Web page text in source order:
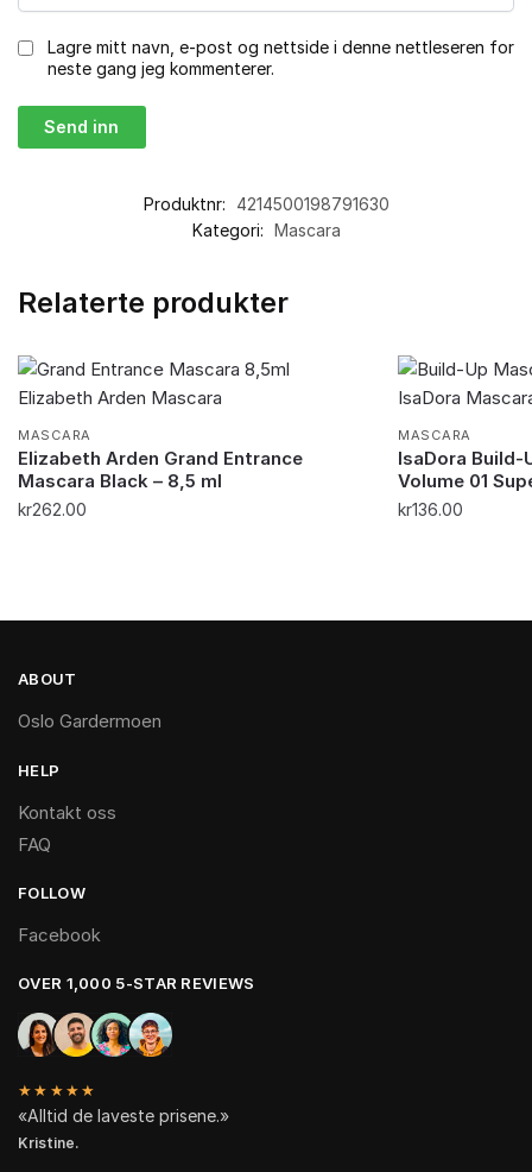
Lagre mitt navn, e-post og nettside i denne nettleseren for
neste gang jeg kommenterer.
Produktnr:
4214500198791630
Kategori: Mascara
Relaterte produkter
MASCARA
Elizabeth Arden Grand Entrance
Mascara Black – 8,5 ml
kr262.00
MASCARA
IsaDora Build-
Volume 01
kr136.00
ABOUT
Oslo Gardermoen
HELP
Kontakt oss
FAQ
FOLLOW
Facebook
OVER 1,000 5-STAR REVIEWS
★★★★★
«Alltid de laveste prisene.»
Kristine.